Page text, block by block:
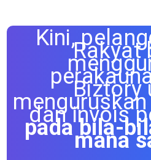
Kini,Rakyat
Biztory
dan invois
pada bila-
mana